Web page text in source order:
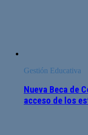
Gestión Educativa
Nueva Beca de
acceso de los